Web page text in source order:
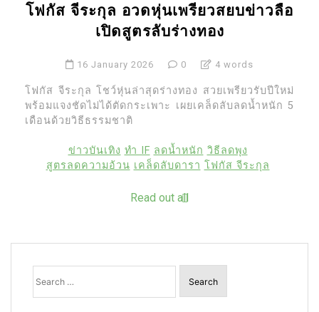
โฟกัส จีระกุล อวดหุ่นเพรียวสยบข่าวลือ
เปิดสูตรลับร่างทอง
16 January 2026 0 4 words
โฟกัส จีระกุล โชว์หุ่นล่าสุดร่างทอง สวยเพรียวรับปีใหม่
พร้อมแจงชัดไม่ได้ตัดกระเพาะ เผยเคล็ดลับลดน้ำหนัก 5
เดือนด้วยวิธีธรรมชาติ
ข่าวบันเทิง ทำ IF ลดน้ำหนัก วิธีลดพุง
สูตรลดความอ้วน เคล็ดลับดารา โฟกัส จีระกุล
Read out all
Search
for: